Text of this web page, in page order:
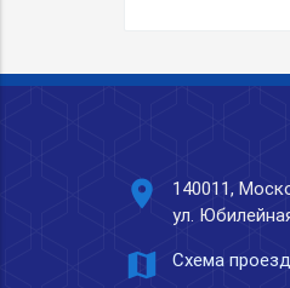
place
140011,
ул.
map Схема